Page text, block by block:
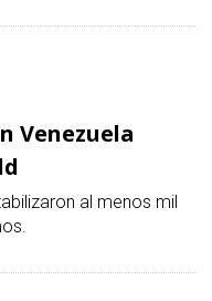
Venezuela
al menos mil